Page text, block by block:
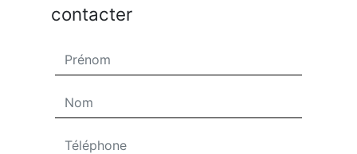
contacter